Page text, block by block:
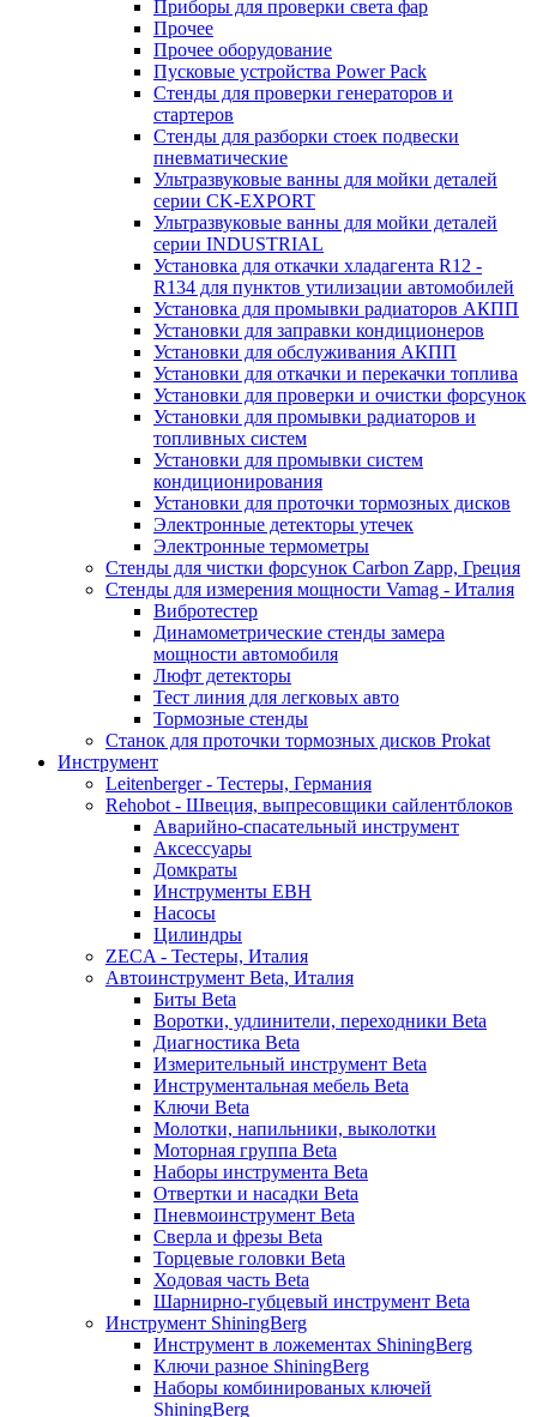
Приборы для проверки света фар
Прочее
Прочее оборудование
Пусковые устройства Power Pack
Стенды для проверки генераторов и
стартеров
Стенды для разборки стоек подвески
пневматические
Ультразвуковые ванны для мойки деталей
серии CK-EXPORT
Ультразвуковые ванны для мойки деталей
серии INDUSTRIAL
Установка для откачки хладагента R12 -
R134 для пунктов утилизации автомобилей
Установка для промывки радиаторов АКПП
Установки для заправки кондиционеров
Установки для обслуживания АКПП
Установки для откачки и перекачки топлива
Установки для проверки и очистки форсунок
Установки для промывки радиаторов и
топливных систем
Установки для промывки систем
кондиционирования
Установки для проточки тормозных дисков
Электронные детекторы утечек
Электронные термометры
Стенды для чистки форсунок Carbon Zapp, Греция
Стенды для измерения мощности Vamag - Италия
Вибротестер
Динамометрические стенды замера
мощности автомобиля
Люфт детекторы
Тест линия для легковых авто
Тормозные стенды
Станок для проточки тормозных дисков Prokat
Инструмент
Leitenberger - Тестеры, Германия
Rehobot - Швеция, выпресовщики сайлентблоков
Аварийно-спасательный инструмент
Аксессуары
Домкраты
Инструменты EBH
Насосы
Цилиндры
ZECA - Тестеры, Италия
Автоинструмент Beta, Италия
Биты Beta
Воротки, удлинители, переходники Beta
Диагностика Beta
Измерительный инструмент Beta
Инструментальная мебель Beta
Ключи Beta
Молотки, напильники, выколотки
Моторная группа Beta
Наборы инструмента Beta
Отвертки и насадки Beta
Пневмоинструмент Beta
Сверла и фрезы Beta
Торцевые головки Beta
Ходовая часть Beta
Шарнирно-губцевый инструмент Beta
Инструмент ShiningBerg
Инструмент в ложементах ShiningBerg
Ключи разное ShiningBerg
Наборы комбинированых ключей
ShiningBerg